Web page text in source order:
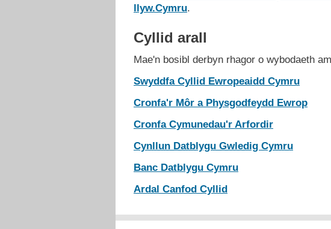
llyw.Cymru.
Cyllid arall
Mae'n bosibl derbyn rhagor o wybodaeth
Swyddfa Cyllid Ewropeaidd Cymru
Cronfa'r Môr a Physgodfeydd Ewrop
Cronfa Cymunedau'r Arfordir
Cynllun Datblygu Gwledig Cymru
Banc Datblygu Cymru
Ardal Canfod Cyllid